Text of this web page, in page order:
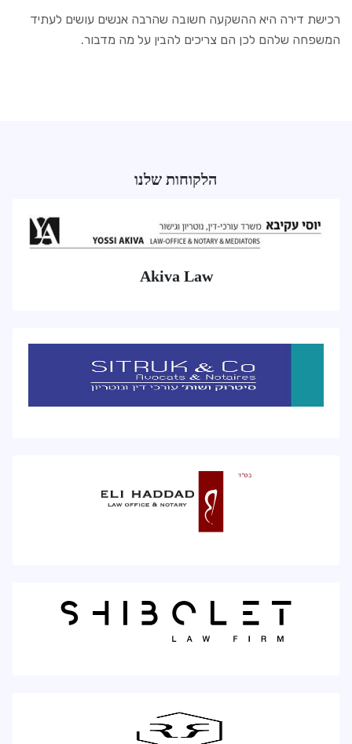
רכישת דירה היא ההשקעה חשובה שהרבה אנשים עושים לעתיד
המשפחה שלהם לכן הם צריכים להבין על מה מדבור.
הלקוחות שלנו
Akiva Law